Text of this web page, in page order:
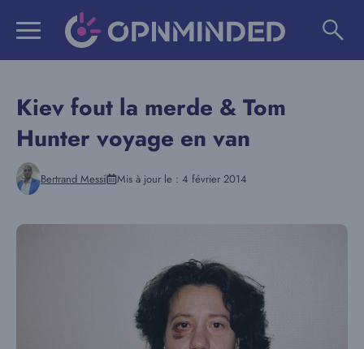
Kiev fout la merde & Tom
Hunter voyage en van
Bertrand Messi Mis à jour le : 4 février 2014